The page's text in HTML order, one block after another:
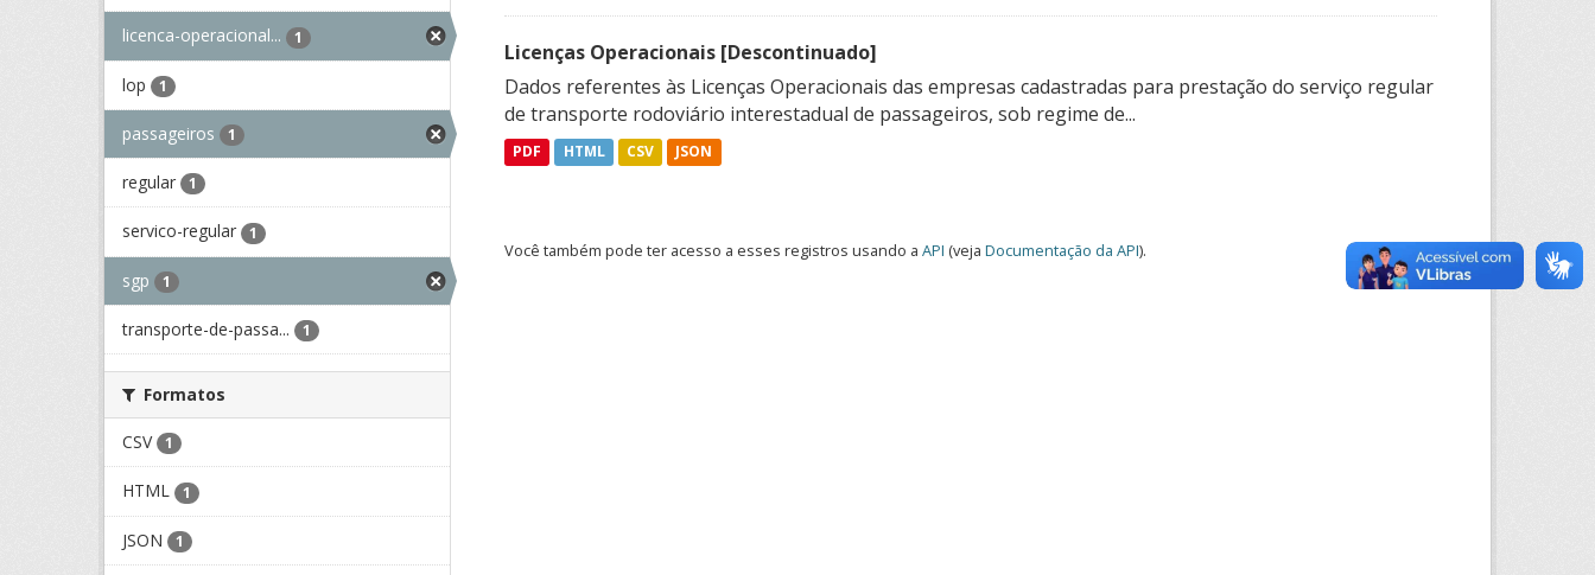
licenca-operacional... 1
lop 1
passageiros 1
regular 1
servico-regular 1
sgp 1
transporte-de-passa... 1
Formatos
CSV 1
HTML 1
JSON 1
Licenças Operacionais [Descontinuado]
Dados referentes às Licenças Operacionais das empresas cadastradas para prestação do serviço regular
de transporte rodoviário interestadual de passageiros, sob regime de...
PDF HTML CSV JSON
Você também pode ter acesso a esses registros usando a API (veja Documentação da API).